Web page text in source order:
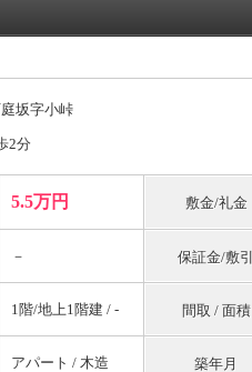
坂字小峠
2分
5.5万円 敷金/礼金
－ 保証金/敷引
1階/地上1階建 / - 間取 / 面積
アパート / 木造 築年月